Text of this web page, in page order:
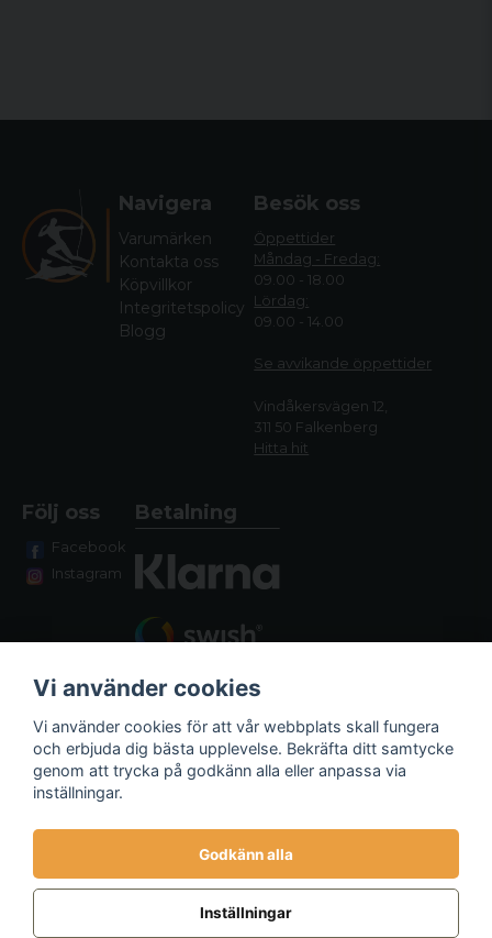
Navigera
Varumärken
Kontakta oss
Köpvillkor
Integritetspolicy
Blogg
Besök oss
Öppettider
Måndag - Fredag:
09.00 - 18.00
Lördag:
09.00 - 14.00
Se avvikande öppettider
Vindåkersvägen 12,
311 50 Falkenberg
Hitta hit
Följ oss
Facebook
Instagram
Betalning
Fraktalternativ
Vi använder cookies
Vi använder cookies för att vår webbplats skall fungera
och erbjuda dig bästa upplevelse. Bekräfta ditt samtycke
genom att trycka på godkänn alla eller anpassa via
inställningar.
Godkänn alla
Inställningar